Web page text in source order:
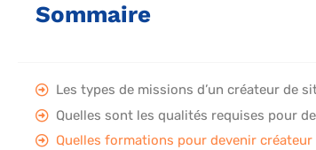
Sommaire
Les types de missions d’un créateur de
Quelles sont les qualités requises pour
Quelles formations pour devenir